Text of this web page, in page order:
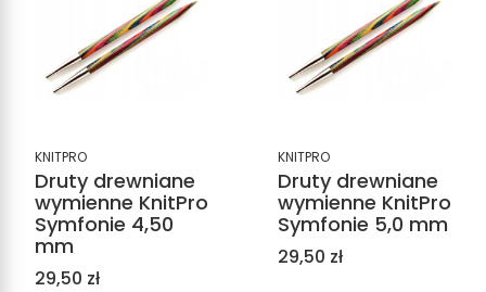
KNITPRO
Druty drewniane
wymienne KnitPro
Symfonie 4,50
mm
Cena
29,50 zł
KNITPRO
Druty drewniane
wymienne KnitPro
Symfonie 5,0 mm
Cena
29,50 zł